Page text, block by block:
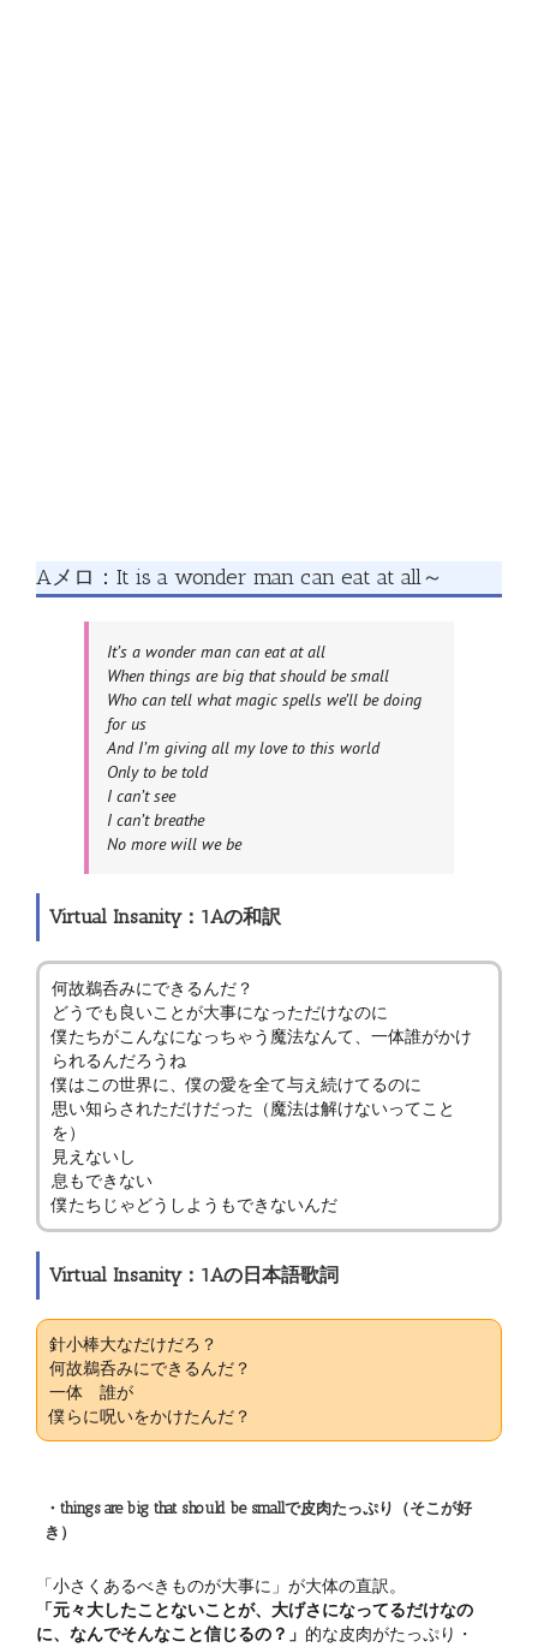
Aメロ：It is a wonder man can eat at all～
It’s a wonder man can eat at all
When things are big that should be small
Who can tell what magic spells we’ll be doing
for us
And I’m giving all my love to this world
Only to be told
I can’t see
I can’t breathe
No more will we be
Virtual Insanity：1Aの和訳
何故鵜呑みにできるんだ？
どうでも良いことが大事になっただけなのに
僕たちがこんなになっちゃう魔法なんて、一体誰がかけ
られるんだろうね
僕はこの世界に、僕の愛を全て与え続けてるのに
思い知らされただけだった（魔法は解けないってこと
を）
見えないし
息もできない
僕たちじゃどうしようもできないんだ
Virtual Insanity：1Aの日本語歌詞
針小棒大なだけだろ？
何故鵜呑みにできるんだ？
一体 誰が
僕らに呪いをかけたんだ？
・things are big that should be smallで皮肉たっぷり（そこが好
き）
「小さくあるべきものが大事に」が大体の直訳。
「元々大したことないことが、大げさになってるだけなの
に、なんでそんなこと信じるの？」 的な皮肉がたっぷり・